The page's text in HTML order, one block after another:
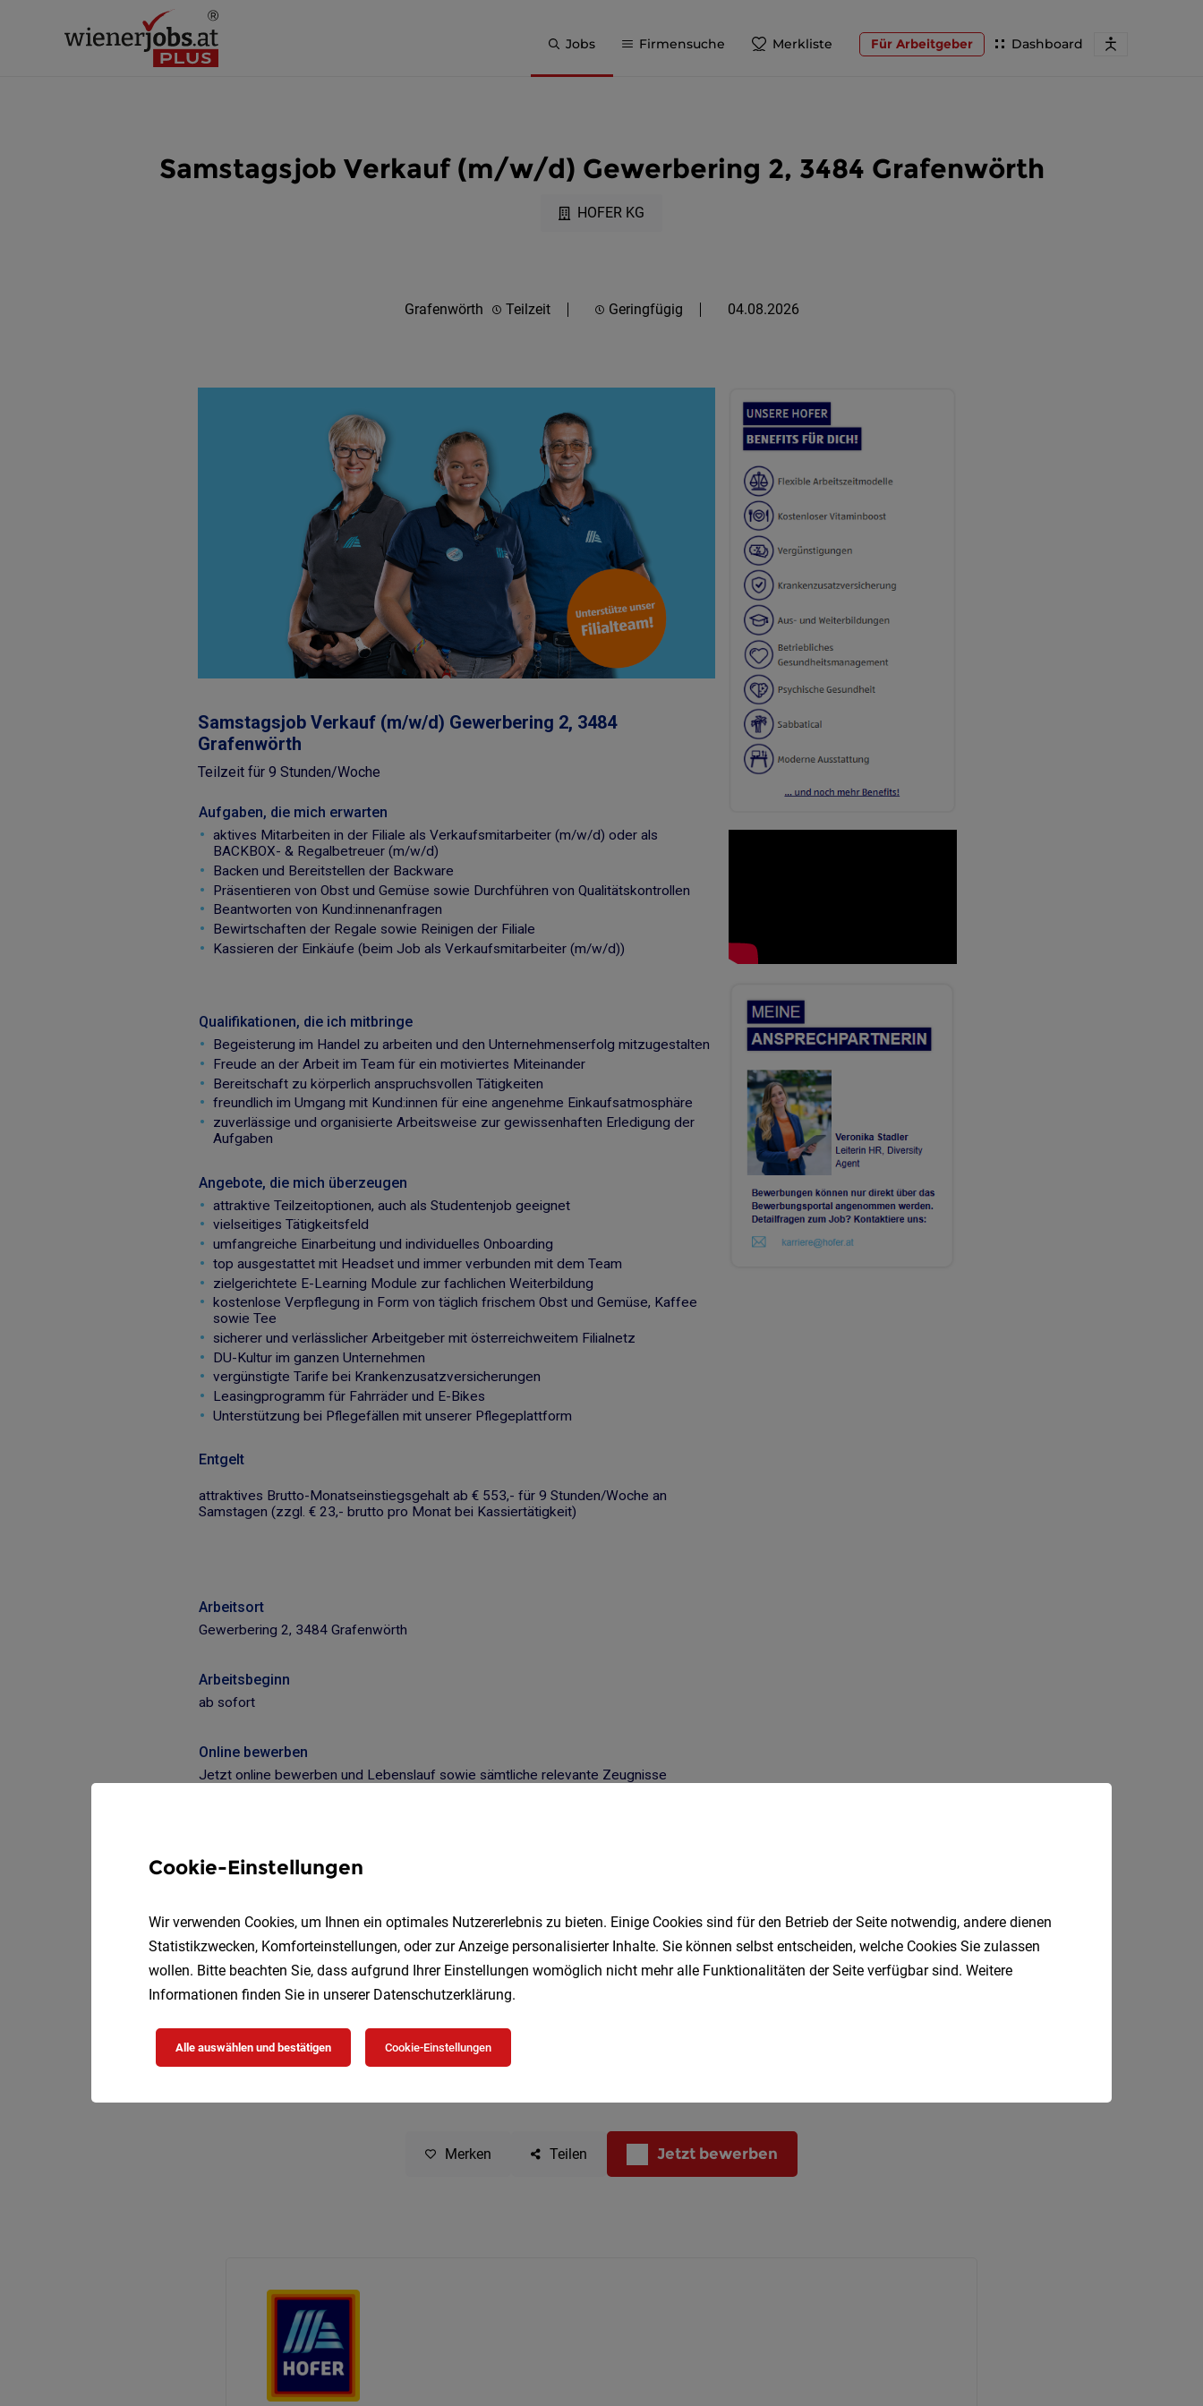
Jobs Firmensuche Merkliste Dashboard
Für Arbeitgeber
Samstagsjob Verkauf (m/w/d) Gewerbering 2, 3484 Grafenwörth
HOFER KG
Grafenwörth Teilzeit Geringfügig 04.08.2026
Merken Teilen Jetzt bewerben
Cookie-Einstellungen
Wir verwenden Cookies, um Ihnen ein optimales Nutzererlebnis zu bieten. Einige Cookies sind für den Betrieb der Seite notwendig, andere dienen
Statistikzwecken, Komforteinstellungen, oder zur Anzeige personalisierter Inhalte. Sie können selbst entscheiden, welche Cookies Sie zulassen
wollen. Bitte beachten Sie, dass aufgrund Ihrer Einstellungen womöglich nicht mehr alle Funktionalitäten der Seite verfügbar sind. Weitere
Informationen finden Sie in unserer Datenschutzerklärung.
Alle auswählen und bestätigen Cookie-Einstellungen